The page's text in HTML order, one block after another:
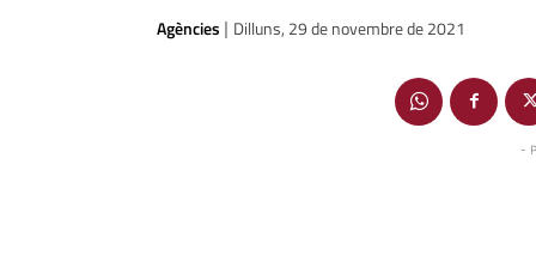
Agències | Dilluns, 29 de novembre de 2021
-